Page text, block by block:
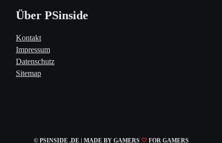
Über PSinside
Kontakt
Impressum
Datenschutz
Sitemap
© PSINSIDE .DE | MADE BY GAMERS 🤍 FOR GAMERS